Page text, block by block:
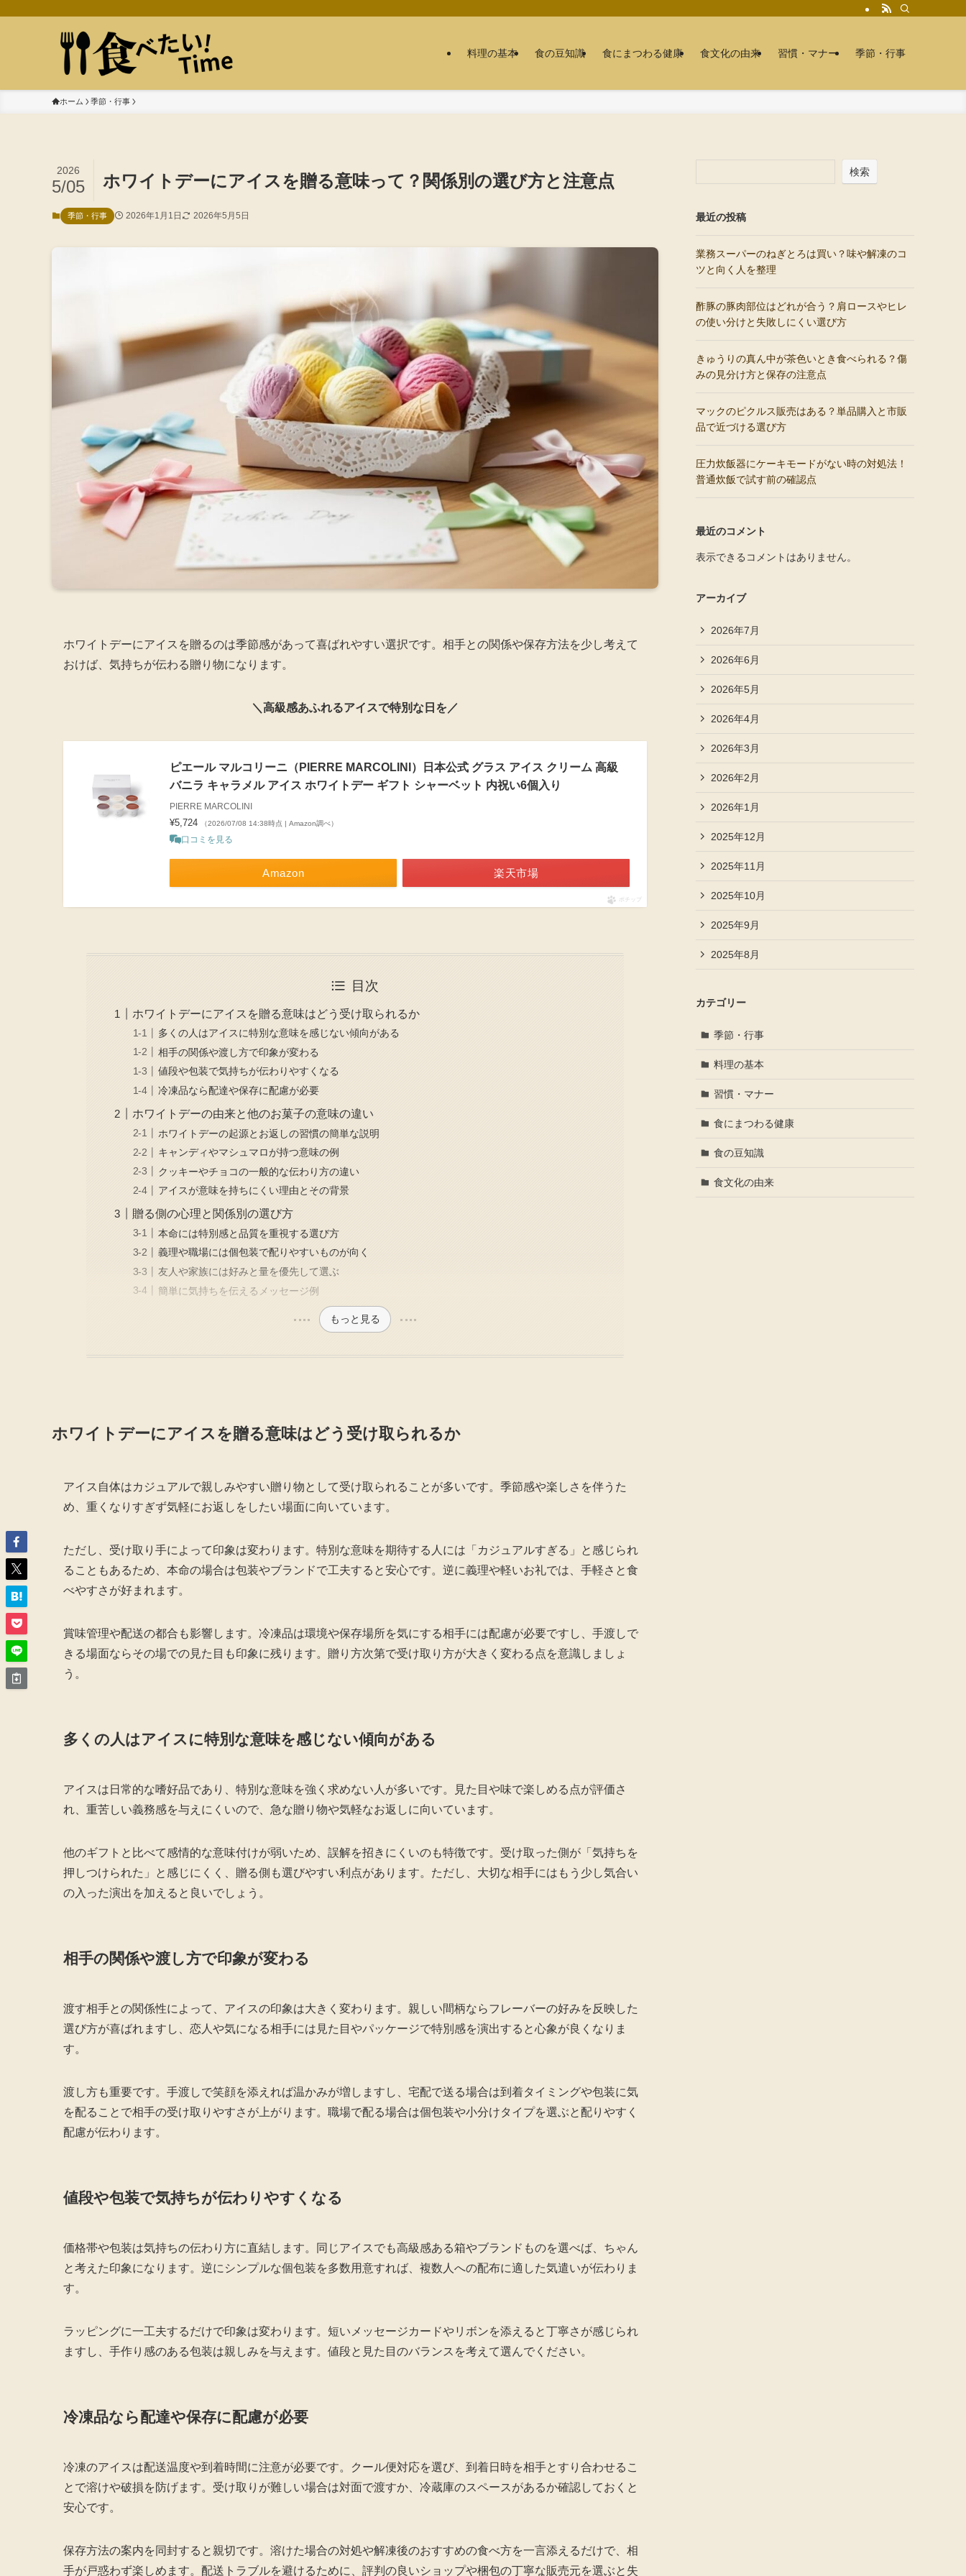
料理の基本 食の豆知識 食にまつわる健康 食文化の由来 習慣・マナー 季節・行事
ホーム 季節・行事
ホワイトデーにアイスを贈る意味って？関係別の選び方と注意点
2026
5/05
季節・行事 2026年1月1日 2026年5月5日
ホワイトデーにアイスを贈るのは季節感があって喜ばれやすい選択です。相手との関係や保存方法を少し考えて
おけば、気持ちが伝わる贈り物になります。
＼高級感あふれるアイスで特別な日を／
ピエール マルコリーニ（PIERRE MARCOLINI）日本公式 グラス アイス クリーム 高級
バニラ キャラメル アイス ホワイトデー ギフト シャーベット 内祝い6個入り
PIERRE MARCOLINI
¥5,724 （2026/07/08 14:38時点 | Amazon調べ）
口コミを見る
Amazon 楽天市場
ポチップ
目次
ホワイトデーにアイスを贈る意味はどう受け取られるか
多くの人はアイスに特別な意味を感じない傾向がある
相手の関係や渡し方で印象が変わる
値段や包装で気持ちが伝わりやすくなる
冷凍品なら配達や保存に配慮が必要
ホワイトデーの由来と他のお菓子の意味の違い
ホワイトデーの起源とお返しの習慣の簡単な説明
キャンディやマシュマロが持つ意味の例
クッキーやチョコの一般的な伝わり方の違い
アイスが意味を持ちにくい理由とその背景
贈る側の心理と関係別の選び方
本命には特別感と品質を重視する選び方
義理や職場には個包装で配りやすいものが向く
友人や家族には好みと量を優先して選ぶ
簡単に気持ちを伝えるメッセージ例
もっと見る
ホワイトデーにアイスを贈る意味はどう受け取られるか
アイス自体はカジュアルで親しみやすい贈り物として受け取られることが多いです。季節感や楽しさを伴うた
め、重くなりすぎず気軽にお返しをしたい場面に向いています。
ただし、受け取り手によって印象は変わります。特別な意味を期待する人には「カジュアルすぎる」と感じられ
ることもあるため、本命の場合は包装やブランドで工夫すると安心です。逆に義理や軽いお礼では、手軽さと食
べやすさが好まれます。
賞味管理や配送の都合も影響します。冷凍品は環境や保存場所を気にする相手には配慮が必要ですし、手渡しで
きる場面ならその場での見た目も印象に残ります。贈り方次第で受け取り方が大きく変わる点を意識しましょ
う。
多くの人はアイスに特別な意味を感じない傾向がある
アイスは日常的な嗜好品であり、特別な意味を強く求めない人が多いです。見た目や味で楽しめる点が評価さ
れ、重苦しい義務感を与えにくいので、急な贈り物や気軽なお返しに向いています。
他のギフトと比べて感情的な意味付けが弱いため、誤解を招きにくいのも特徴です。受け取った側が「気持ちを
押しつけられた」と感じにくく、贈る側も選びやすい利点があります。ただし、大切な相手にはもう少し気合い
の入った演出を加えると良いでしょう。
相手の関係や渡し方で印象が変わる
渡す相手との関係性によって、アイスの印象は大きく変わります。親しい間柄ならフレーバーの好みを反映した
選び方が喜ばれますし、恋人や気になる相手には見た目やパッケージで特別感を演出すると心象が良くなりま
す。
渡し方も重要です。手渡しで笑顔を添えれば温かみが増しますし、宅配で送る場合は到着タイミングや包装に気
を配ることで相手の受け取りやすさが上がります。職場で配る場合は個包装や小分けタイプを選ぶと配りやすく
配慮が伝わります。
値段や包装で気持ちが伝わりやすくなる
価格帯や包装は気持ちの伝わり方に直結します。同じアイスでも高級感ある箱やブランドものを選べば、ちゃん
と考えた印象になります。逆にシンプルな個包装を多数用意すれば、複数人への配布に適した気遣いが伝わりま
す。
ラッピングに一工夫するだけで印象は変わります。短いメッセージカードやリボンを添えると丁寧さが感じられ
ますし、手作り感のある包装は親しみを与えます。値段と見た目のバランスを考えて選んでください。
冷凍品なら配達や保存に配慮が必要
冷凍のアイスは配送温度や到着時間に注意が必要です。クール便対応を選び、到着日時を相手とすり合わせるこ
とで溶けや破損を防げます。受け取りが難しい場合は対面で渡すか、冷蔵庫のスペースがあるか確認しておくと
安心です。
保存方法の案内を同封すると親切です。溶けた場合の対処や解凍後のおすすめの食べ方を一言添えるだけで、相
手が戸惑わず楽しめます。配送トラブルを避けるために、評判の良いショップや梱包の丁寧な販売元を選ぶと失
検索
最近の投稿
業務スーパーのねぎとろは買い？味や解凍のコ
ツと向く人を整理
酢豚の豚肉部位はどれが合う？肩ロースやヒレ
の使い分けと失敗しにくい選び方
きゅうりの真ん中が茶色いとき食べられる？傷
みの見分け方と保存の注意点
マックのピクルス販売はある？単品購入と市販
品で近づける選び方
圧力炊飯器にケーキモードがない時の対処法！
普通炊飯で試す前の確認点
最近のコメント
表示できるコメントはありません。
アーカイブ
2026年7月
2026年6月
2026年5月
2026年4月
2026年3月
2026年2月
2026年1月
2025年12月
2025年11月
2025年10月
2025年9月
2025年8月
カテゴリー
季節・行事
料理の基本
習慣・マナー
食にまつわる健康
食の豆知識
食文化の由来